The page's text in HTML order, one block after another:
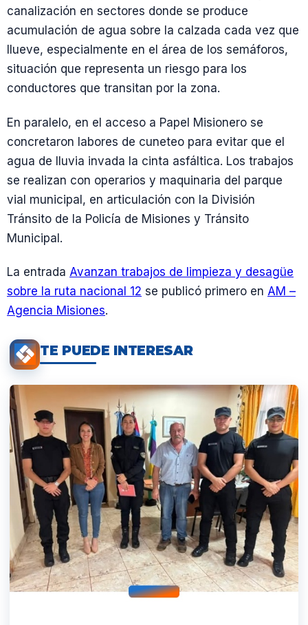
canalización en sectores donde se produce
acumulación de agua sobre la calzada cada vez que
llueve, especialmente en el área de los semáforos,
situación que representa un riesgo para los
conductores que transitan por la zona.
En paralelo, en el acceso a Papel Misionero se
concretaron labores de cuneteo para evitar que el
agua de lluvia invada la cinta asfáltica. Los trabajos
se realizan con operarios y maquinaria del parque
vial municipal, en articulación con la División
Tránsito de la Policía de Misiones y Tránsito
Municipal.
La entrada Avanzan trabajos de limpieza y desagüe
sobre la ruta nacional 12 se publicó primero en AM –
Agencia Misiones.
TE PUEDE INTERESAR